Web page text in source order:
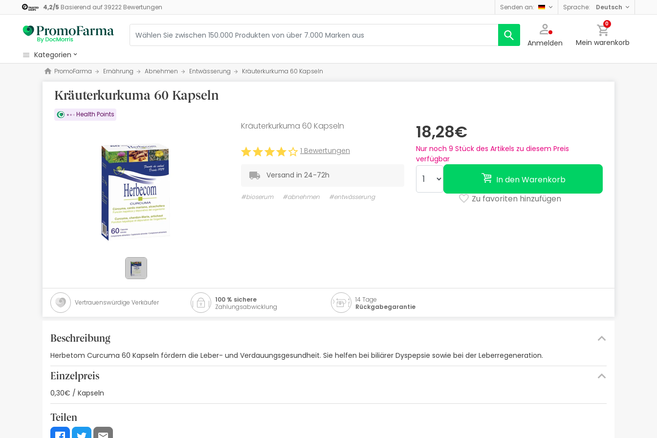
4,2/5 Basierend auf39222Bewertungen senden an: sprache: deutsch
Anmelden
0
Mein warenkorb
kategorien
Kosmetik
Gesundheit
Pflege
Bestsellers
Health Points
PromoFarma Ernährung Abnehmen Entwässerung Kräuterkurkuma 60 Kapseln
Kräuterkurkuma 60 Kapseln
Health Points
18,28€
Nur noch 9 Stück des Artikels zu diesem Preis
verfügbar
In den Warenkorb
Zu favoriten hinzufügen
Kräuterkurkuma 60 Kapseln
1 Bewertungen
Versand in 24-72h
#bioserum #abnehmen #entwässerung
Vertrauenswürdige Verkäufer
100 % sichere
Zahlungsabwicklung
14 Tage
Rückgabegarantie
Beschreibung
Herbetom Curcuma 60 Kapseln fördern die Leber- und Verdauungsgesundheit. Sie helfen bei biliärer Dyspepsie sowie bei der Leberregeneration.
Einzelpreis
0,30€ / Kapseln
Teilen